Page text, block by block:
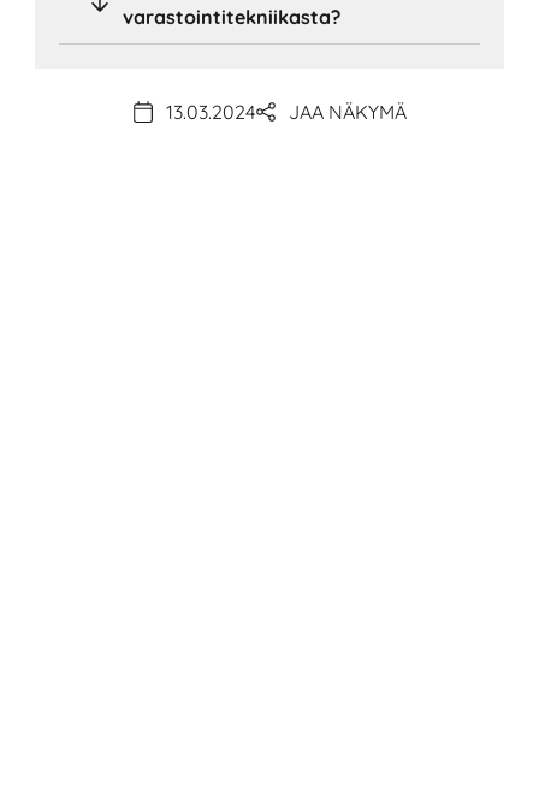
varastointitekniikasta?
13.03.2024 JAA NÄKYMÄ